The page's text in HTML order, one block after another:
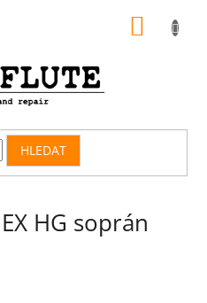
HLEDAT
HG soprán